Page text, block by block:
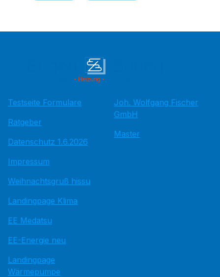
Testseite Formulare
Ratgeber
Datenschutz 1.6.2026
Impressum
Weihnachtsgruß hissu
Landingpage Klima
EE Medatsu
EE-Energie neu
Landingpage
Wärmepumpe
Joh. Wolfgang Fischer
GmbH
Master